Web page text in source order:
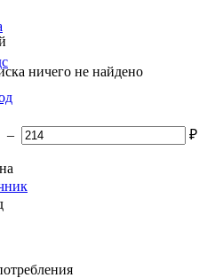
ничего не найдено
– ₽